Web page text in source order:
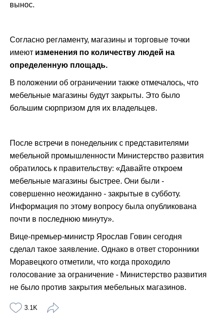
вынос.
Согласно регламенту, магазины и торговые точки
имеют изменения по количеству людей на
определенную площадь.
В положении об ограничении также отмечалось, что
мебельные магазины будут закрыты. Это было
большим сюрпризом для их владельцев.
После встречи в понедельник с представителями
мебельной промышленности Министерство развития
обратилось к правительству: «Давайте откроем
мебельные магазины быстрее. Они были -
совершенно неожиданно - закрытые в субботу.
Информация по этому вопросу была опубликована
почти в последнюю минуту».
Вице-премьер-министр Ярослав Говин сегодня
сделал такое заявление. Однако в ответ сторонники
Моравецкого отметили, что когда проходило
голосование за ограничение - Министерство развития
не было против закрытия мебельных магазинов.
3.1K